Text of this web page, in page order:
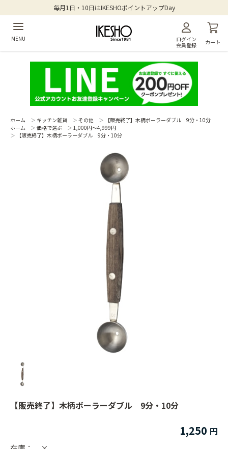
毎月1日・10日はIKESHOポイントアップDay
MENU
ログイン
会員登録
カート
ホーム ＞ キッチン雑貨 ＞ その他 ＞
【販売終了】木柄ボーラーダブル 9分・10分
ホーム
＞ 価格で選ぶ ＞ 1,000円～4,999円
＞
【販売終了】木柄ボーラーダブル 9分・10分
【販売終了】木柄ボーラーダブル 9分・10分
1,250